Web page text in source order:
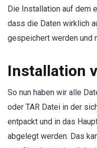
Die Installation auf dem
dass die Daten wirklich
gespeichert werden und
Installation
So nun haben wir alle
oder TAR Datei in der
entpackt und in das
abgelegt werden. Das